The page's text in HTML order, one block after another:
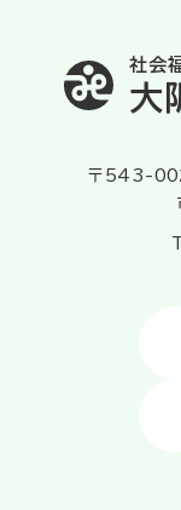
社会
大
〒543-